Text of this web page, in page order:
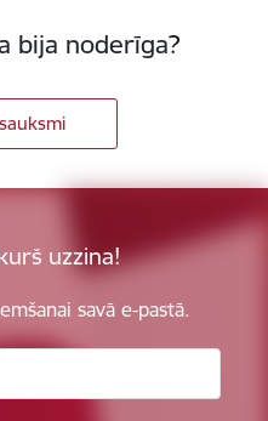
bija noderīga?
uzzina!
savā e-pastā.